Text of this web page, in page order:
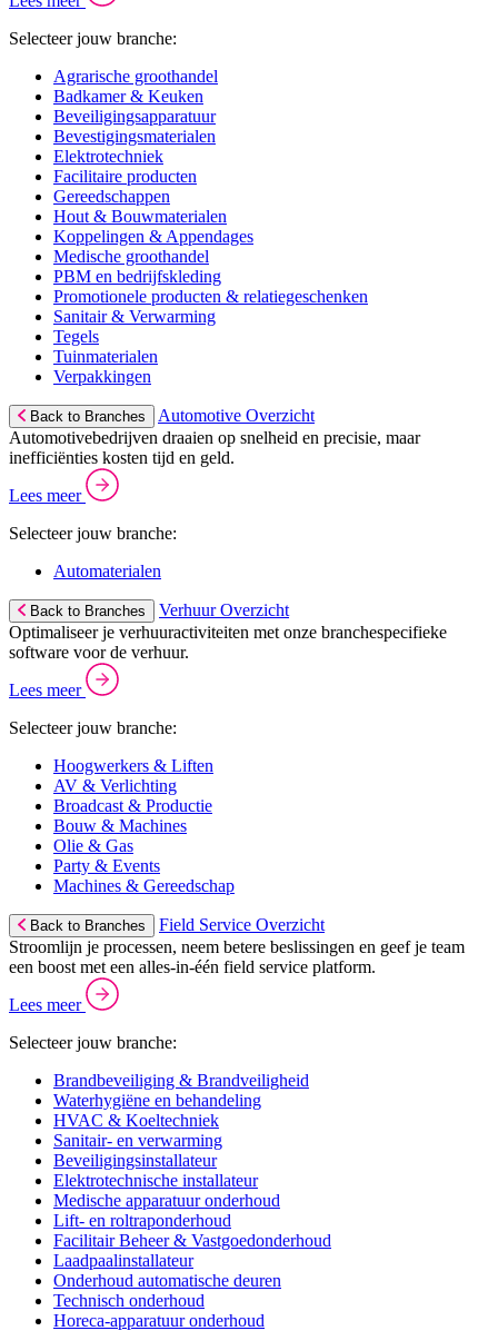
Selecteer jouw branche:
Agrarische groothandel
Badkamer & Keuken
Beveiligingsapparatuur
Bevestigingsmaterialen
Elektrotechniek
Facilitaire producten
Gereedschappen
Hout & Bouwmaterialen
Koppelingen & Appendages
Medische groothandel
PBM en bedrijfskleding
Promotionele producten & relatiegeschenken
Sanitair & Verwarming
Tegels
Tuinmaterialen
Verpakkingen
Back to Branches
Automotive Overzicht
Automotivebedrijven draaien op snelheid en precisie, maar
inefficiënties kosten tijd en geld.
Lees meer
Selecteer jouw branche:
Automaterialen
Back to Branches
Verhuur Overzicht
Optimaliseer je verhuuractiviteiten met onze branchespecifieke
software voor de verhuur.
Lees meer
Selecteer jouw branche:
Hoogwerkers & Liften
AV & Verlichting
Broadcast & Productie
Bouw & Machines
Olie & Gas
Party & Events
Machines & Gereedschap
Back to Branches
Field Service Overzicht
Stroomlijn je processen, neem betere beslissingen en geef je team
een boost met een alles-in-één field service platform.
Lees meer
Selecteer jouw branche:
Brandbeveiliging & Brandveiligheid
Waterhygiëne en behandeling
HVAC & Koeltechniek
Sanitair- en verwarming
Beveiligingsinstallateur
Elektrotechnische installateur
Medische apparatuur onderhoud
Lift- en roltraponderhoud
Facilitair Beheer & Vastgoedonderhoud
Laadpaalinstallateur
Onderhoud automatische deuren
Technisch onderhoud
Horeca-apparatuur onderhoud